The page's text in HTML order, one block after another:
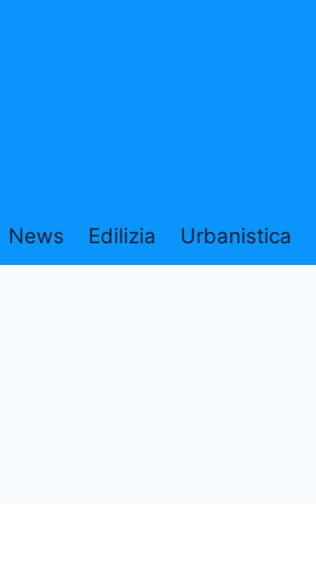
News Edilizia Urbanistica